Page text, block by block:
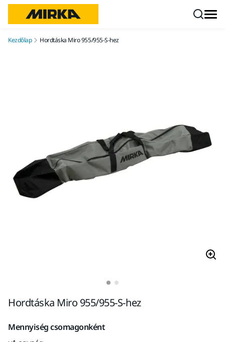
Kezdőlap Hordtáska Miro 955/955-S-hez
Hordtáska Miro 955/955-S-hez
Mennyiség csomagonként